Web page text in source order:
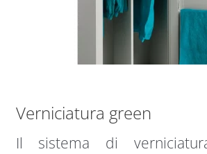
Verniciatura green
Il sistema di